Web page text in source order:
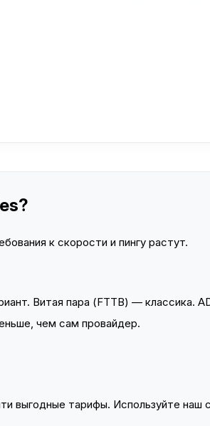
к скорости и пингу растут.
Витая пара (FTTB) — классика.
чем сам провайдер.
выгодные тарифы. Используйте наш